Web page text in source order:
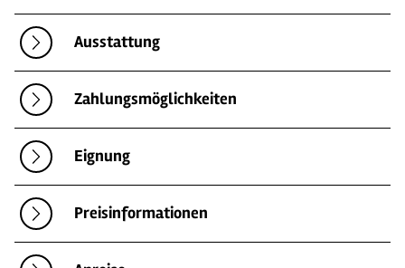
Ausstattung
Zahlungsmöglichkeiten
Eignung
Preisinformationen